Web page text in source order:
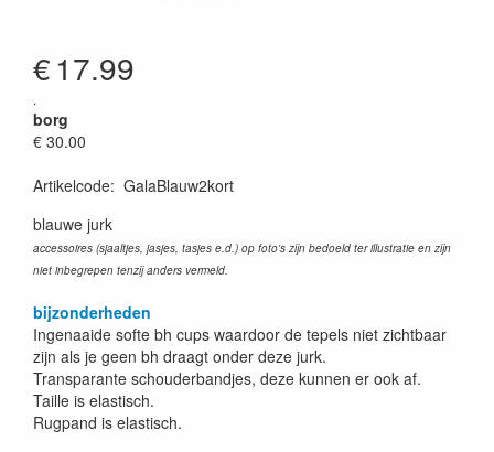
€17.99
.
borg
€ 30.00
Artikelcode: GalaBlauw2kort
blauwe jurk
accessoires (sjaaltjes, jasjes, tasjes e.d.) op foto's zijn bedoeld ter illustratie en zijn
niet inbegrepen tenzij anders vermeld.
bijzonderheden
Ingenaaide softe bh cups waardoor de tepels niet zichtbaar
zijn als je geen bh draagt onder deze jurk.
Transparante schouderbandjes, deze kunnen er ook af.
Taille is elastisch.
Rugpand is elastisch.